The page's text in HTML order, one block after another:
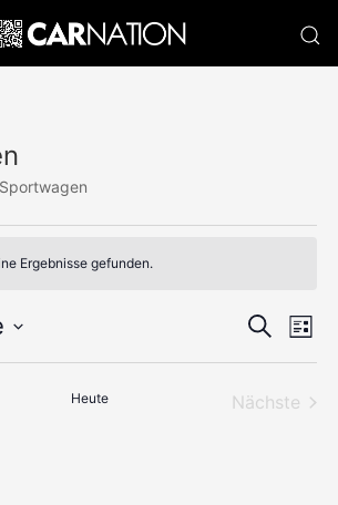
Sportwagen
Ergebnisse gefunden.
Suche
und
SucheListe
Heute
Nächste